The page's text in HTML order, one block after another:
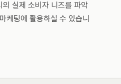
실제 소비자 니즈를 파악
케팅에 활용하실 수 있습니